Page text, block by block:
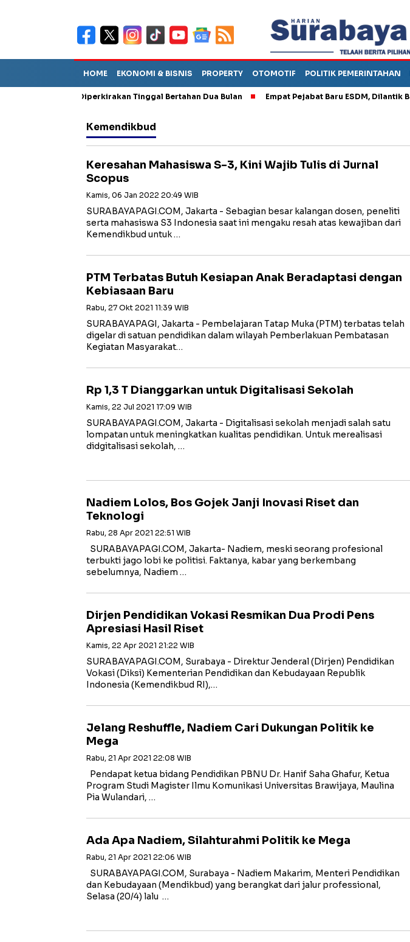
HOME EKONOMI & BISNIS PROPERTY OTOMOTIF POLITIK PEMERINTAHAN
Sebut TPA Diperkirakan Tinggal Bertahan Dua Bulan Empat Pejabat Baru ESDM, Dilantik Bahlil
Kemendikbud
Keresahan Mahasiswa S-3, Kini Wajib Tulis di Jurnal
Scopus
Kamis, 06 Jan 2022 20:49 WIB
SURABAYAPAGI.COM, Jakarta - Sebagian besar kalangan dosen, peneliti
serta mahasiswa S3 Indonesia saat ini mengaku resah atas kewajiban dari
Kemendikbud untuk …
PTM Terbatas Butuh Kesiapan Anak Beradaptasi dengan
Kebiasaan Baru
Rabu, 27 Okt 2021 11:39 WIB
SURABAYAPAGI, Jakarta - Pembelajaran Tatap Muka (PTM) terbatas telah
digelar di satuan pendidikan dalam wilayah Pemberlakuan Pembatasan
Kegiatan Masyarakat…
Rp 1,3 T Dianggarkan untuk Digitalisasi Sekolah
Kamis, 22 Jul 2021 17:09 WIB
SURABAYAPAGI.COM, Jakarta - Digitalisasi sekolah menjadi salah satu
lompatan untuk meningkatkan kualitas pendidikan. Untuk merealisasi
didgitalisasi sekolah, …
Nadiem Lolos, Bos Gojek Janji Inovasi Riset dan
Teknologi
Rabu, 28 Apr 2021 22:51 WIB
SURABAYAPAGI.COM, Jakarta- Nadiem, meski seorang profesional
terbukti jago lobi ke politisi. Faktanya, kabar yang berkembang
sebelumnya, Nadiem …
Dirjen Pendidikan Vokasi Resmikan Dua Prodi Pens
Apresiasi Hasil Riset
Kamis, 22 Apr 2021 21:22 WIB
SURABAYAPAGI.COM, Surabaya - Direktur Jenderal (Dirjen) Pendidikan
Vokasi (Diksi) Kementerian Pendidikan dan Kebudayaan Republik
Indonesia (Kemendikbud RI),…
Jelang Reshuffle, Nadiem Cari Dukungan Politik ke
Mega
Rabu, 21 Apr 2021 22:08 WIB
Pendapat ketua bidang Pendidikan PBNU Dr. Hanif Saha Ghafur, Ketua
Program Studi Magister Ilmu Komunikasi Universitas Brawijaya, Maulina
Pia Wulandari, …
Ada Apa Nadiem, Silahturahmi Politik ke Mega
Rabu, 21 Apr 2021 22:06 WIB
SURABAYAPAGI.COM, Surabaya - Nadiem Makarim, Menteri Pendidikan
dan Kebudayaan (Mendikbud) yang berangkat dari jalur professional,
Selasa (20/4) lalu …